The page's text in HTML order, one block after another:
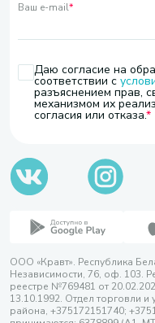
Ваш e-mail*
Даю согласие на
соответствии с
разъяснением прав,
механизмом их
согласия или отказа.
ООО «Кравт». Республика
Независимости, 76, оф. 103.
реестре №769481 от
13.10.1992. Отдел торговли и
района, +375172151740;